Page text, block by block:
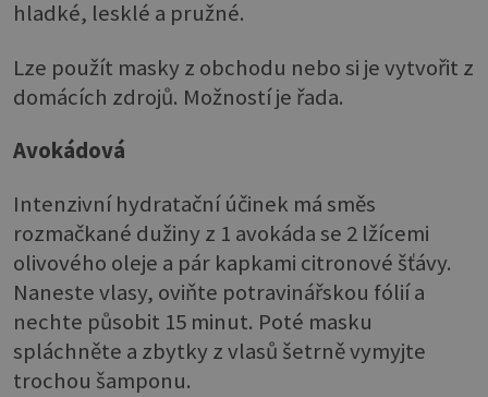
hladké, lesklé a pružné.
Lze použít masky z obchodu nebo si je vytvořit z
domácích zdrojů. Možností je řada.
Avokádová
Intenzivní hydratační účinek má směs
rozmačkané dužiny z 1 avokáda se 2 lžícemi
olivového oleje a pár kapkami citronové šťávy.
Naneste vlasy, oviňte potravinářskou fólií a
nechte působit 15 minut. Poté masku
spláchněte a zbytky z vlasů šetrně vymyjte
trochou šamponu.